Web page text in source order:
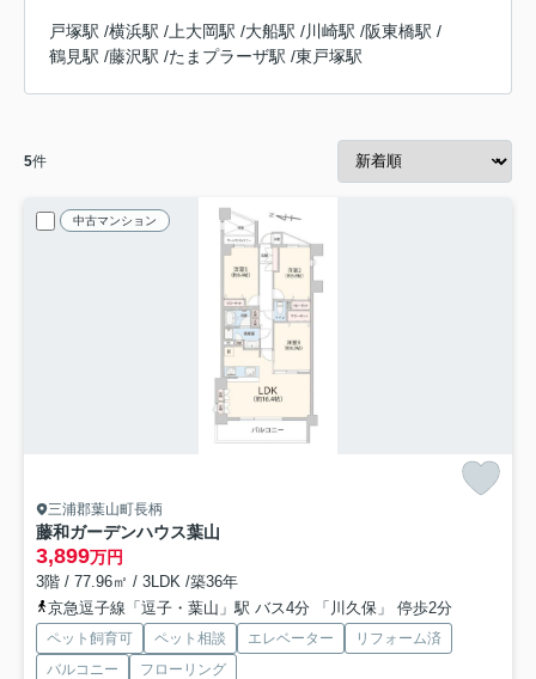
戸塚駅 /横浜駅 / 上大岡駅 /大船駅 /川崎駅 /阪東橋駅 /
鶴見駅 /藤沢駅 /たまプラーザ駅 /東戸塚駅
5件
中古マンション
三浦郡葉山町長柄
藤和ガーデンハウス葉山
3,899万円
3階 / 77.96㎡ / 3LDK /築36年
京急逗子線「逗子・葉山」駅 バス4分 「川久保」 停歩2分
ペット飼育可 ペット相談 エレベーター
リフォーム済
バルコニー
フローリング